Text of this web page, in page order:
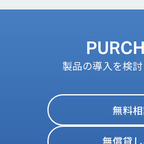
製品の導入を検
無料